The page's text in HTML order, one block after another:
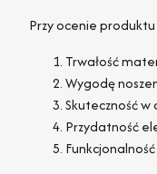
Przy ocenie
Trwałość
Wygodę
Skuteczność
Przydatność